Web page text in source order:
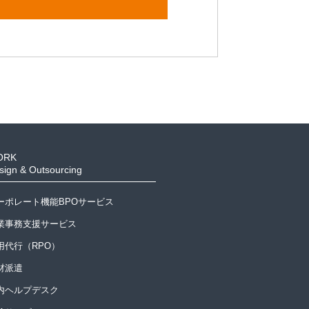
& Outsourcing
ポレート機能BPOサービス
事務支援サービス
代行（RPO）
派遣
ヘルプデスク